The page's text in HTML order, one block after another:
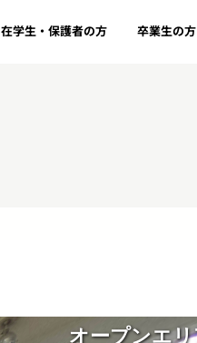
在学生・保護者の方 卒業生の方